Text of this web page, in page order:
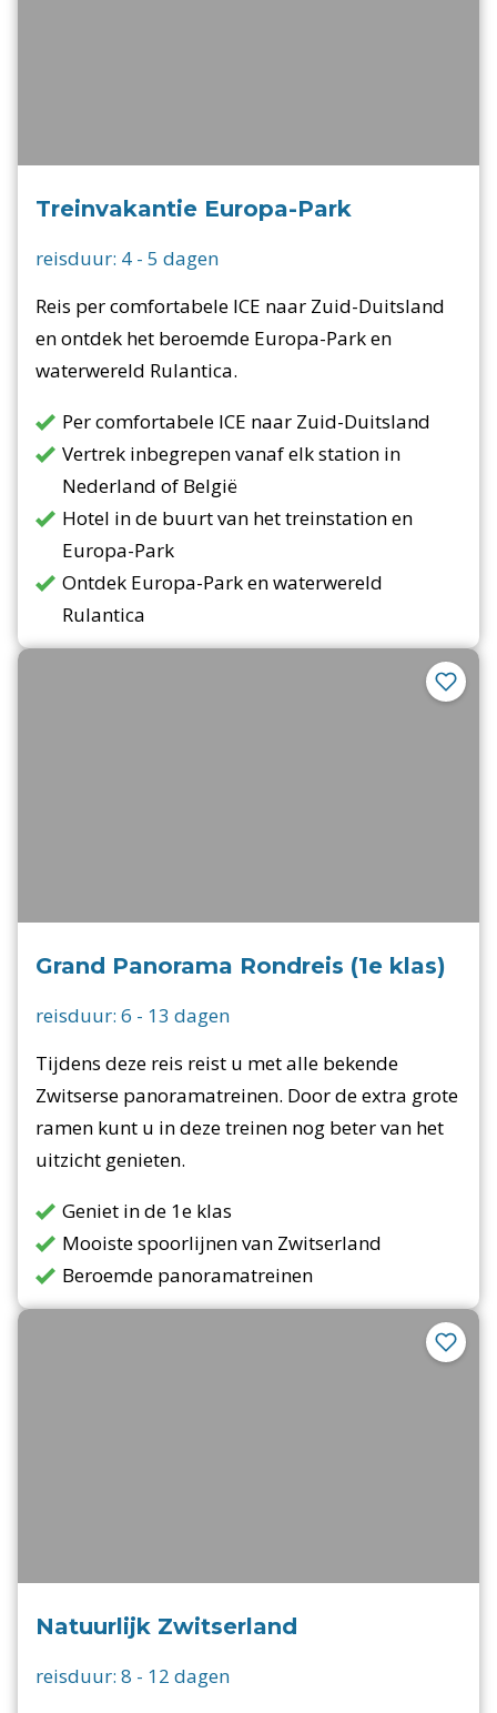
Treinvakantie Europa-Park
reisduur: 4 - 5 dagen
Reis per comfortabele ICE naar Zuid-Duitsland
en ontdek het beroemde Europa-Park en
waterwereld Rulantica.
Per comfortabele ICE naar Zuid-Duitsland
Vertrek inbegrepen vanaf elk station in
Nederland of België
Hotel in de buurt van het treinstation en
Europa-Park
Ontdek Europa-Park en waterwereld
Rulantica
Grand Panorama Rondreis (1e klas)
reisduur: 6 - 13 dagen
Tijdens deze reis reist u met alle bekende
Zwitserse panoramatreinen. Door de extra grote
ramen kunt u in deze treinen nog beter van het
uitzicht genieten.
Geniet in de 1e klas
Mooiste spoorlijnen van Zwitserland
Beroemde panoramatreinen
Natuurlijk Zwitserland
reisduur: 8 - 12 dagen